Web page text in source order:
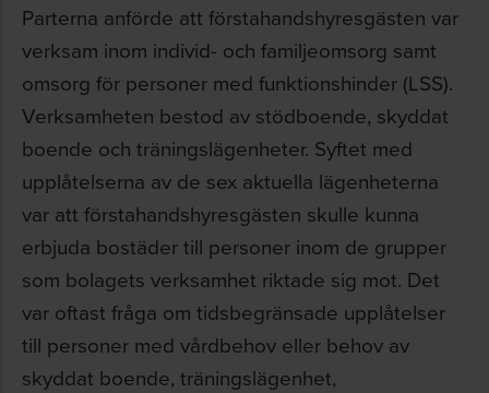
Parterna anförde att förstahandshyresgästen var
verksam inom individ- och familjeomsorg samt
omsorg för personer med funktionshinder (LSS).
Verksamheten bestod av stödboende, skyddat
boende och träningslägenheter. Syftet med
upplåtelserna av de sex aktuella lägenheterna
var att förstahandshyresgästen skulle kunna
erbjuda bostäder till personer inom de grupper
som bolagets verksamhet riktade sig mot. Det
var oftast fråga om tidsbegränsade upplåtelser
till personer med vårdbehov eller behov av
skyddat boende, träningslägenhet,